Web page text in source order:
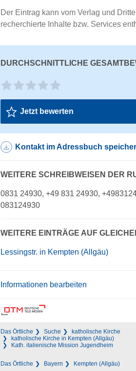
Der Eintrag kann vom Verlag und
recherchierte Inhalte bzw. Services
DURCHSCHNITTLICHE
Jetzt bewerten
Kontakt im Adressbuch
WEITERE SCHREIBWEISEN DER
0831 24930, +49 831 24930,
083124930
WEITERE EINTRÄGE AUF
Lessingstr. in Kempten (Allgäu)
Informationen bearbeiten
Das Örtliche Suche
katholische Kirche
katholische Kirche in Kempten (Allgäu)
Kath. italienische Mission Jugendheim
Das Örtliche Bayern Kempten (Allgäu)